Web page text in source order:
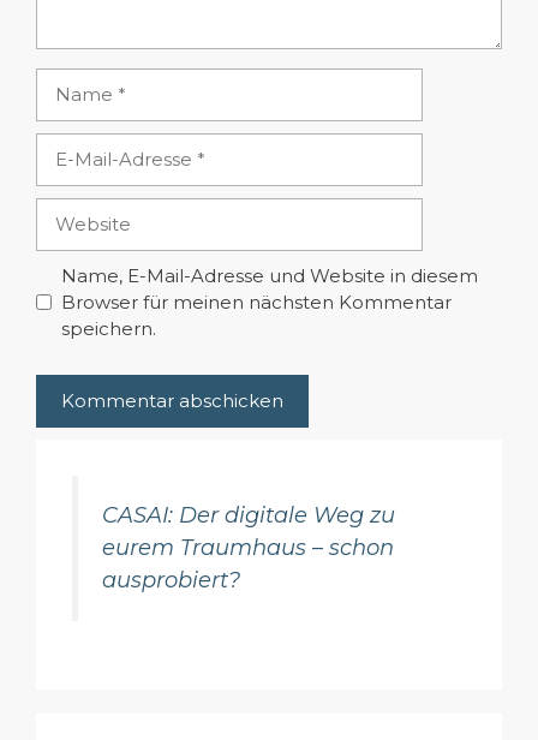
Mail-
Adresse
Name, E-Mail-Adresse und Website in diesem
Browser für meinen nächsten Kommentar
speichern.
CASAI: Der digitale Weg zu
eurem Traumhaus – schon
ausprobiert?